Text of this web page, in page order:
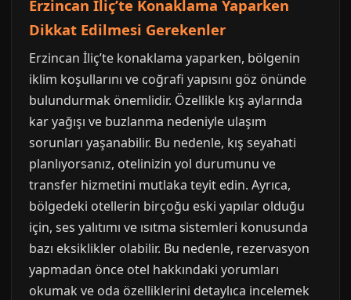
Erzincan İliç’te Konaklama Yaparken
Dikkat Edilmesi Gerekenler
Erzincan İliç’te konaklama yaparken, bölgenin
iklim koşullarını ve coğrafi yapısını göz önünde
bulundurmak önemlidir. Özellikle kış aylarında
kar yağışı ve buzlanma nedeniyle ulaşım
sorunları yaşanabilir. Bu nedenle, kış seyahati
planlıyorsanız, otelinizin yol durumunu ve
transfer hizmetini mutlaka teyit edin. Ayrıca,
bölgedeki otellerin birçoğu eski yapılar olduğu
için, ses yalıtımı ve ısıtma sistemleri konusunda
bazı eksiklikler olabilir. Bu nedenle, rezervasyon
yapmadan önce otel hakkındaki yorumları
okumak ve oda özelliklerini detaylıca incelemek